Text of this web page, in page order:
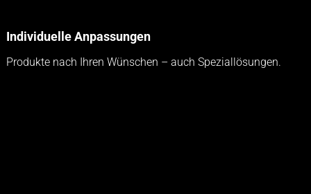
Individuelle Anpassungen
Produkte nach Ihren Wünschen – auch Speziallösungen.